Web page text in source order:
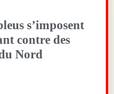
s’imposent
contre des
Nord